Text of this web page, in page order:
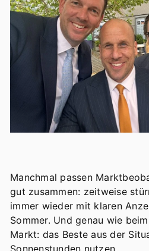
Manchmal passen
gut zusammen: zeitweise
immer wieder mit klaren
Sommer. Und genau wie
Markt: das Beste aus der
Sonnenstunden nutzen.